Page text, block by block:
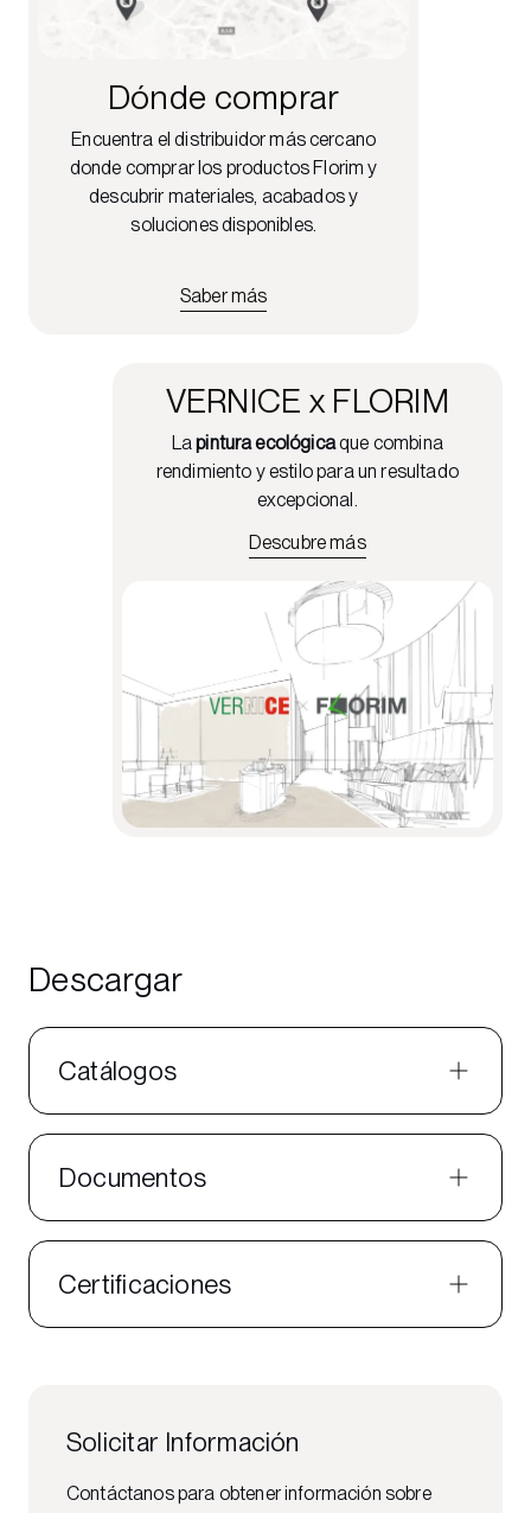
Dónde comprar
Encuentra el distribuidor más cercano
donde comprar los productos Florim y
descubrir materiales, acabados y
soluciones disponibles.
Saber más
VERNICE x FLORIM
Lapintura ecológicaque combina
rendimiento y estilo para un resultado
excepcional.
Descubre más
Descargar
Catálogos
Documentos
Certificaciones
Solicitar Información
Contáctanos para obtener información sobre